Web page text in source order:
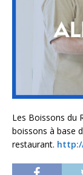
Les Boissons du
boissons à base
restaurant.